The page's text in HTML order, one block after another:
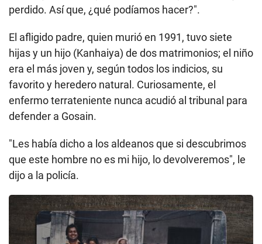
perdido. Así que, ¿qué podíamos hacer?".
El afligido padre, quien murió en 1991, tuvo siete
hijas y un hijo (Kanhaiya) de dos matrimonios; el niño
era el más joven y, según todos los indicios, su
favorito y heredero natural. Curiosamente, el
enfermo terrateniente nunca acudió al tribunal para
defender a Gosain.
"Les había dicho a los aldeanos que si descubrimos
que este hombre no es mi hijo, lo devolveremos", le
dijo a la policía.